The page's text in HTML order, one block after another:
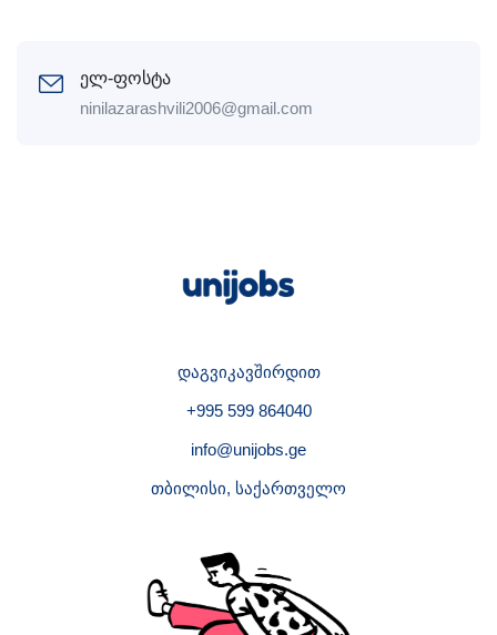
ელ-ფოსტა
ninilazarashvili2006@gmail.com
დაგვიკავშირდით
+995 599 864040
info@unijobs.ge
თბილისი, საქართველო